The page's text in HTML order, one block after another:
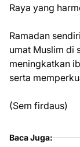
Raya yang
Ramadan
umat Muslim di
meningkatkan
serta
(Sem firdaus)
Baca Juga: